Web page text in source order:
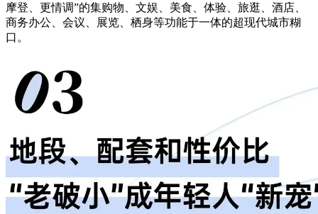
摩登、更情调”的集购物、文娱、美食、体验、旅逛、酒店、
商务办公、会议、展览、栖身等功能于一体的超现代城市糊
口。